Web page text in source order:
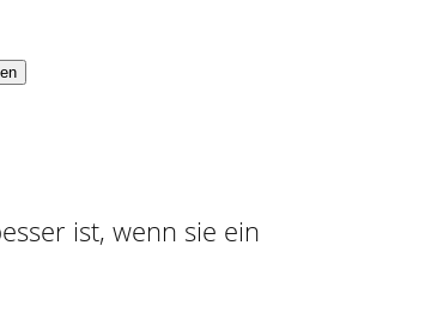
ist, wenn sie ein